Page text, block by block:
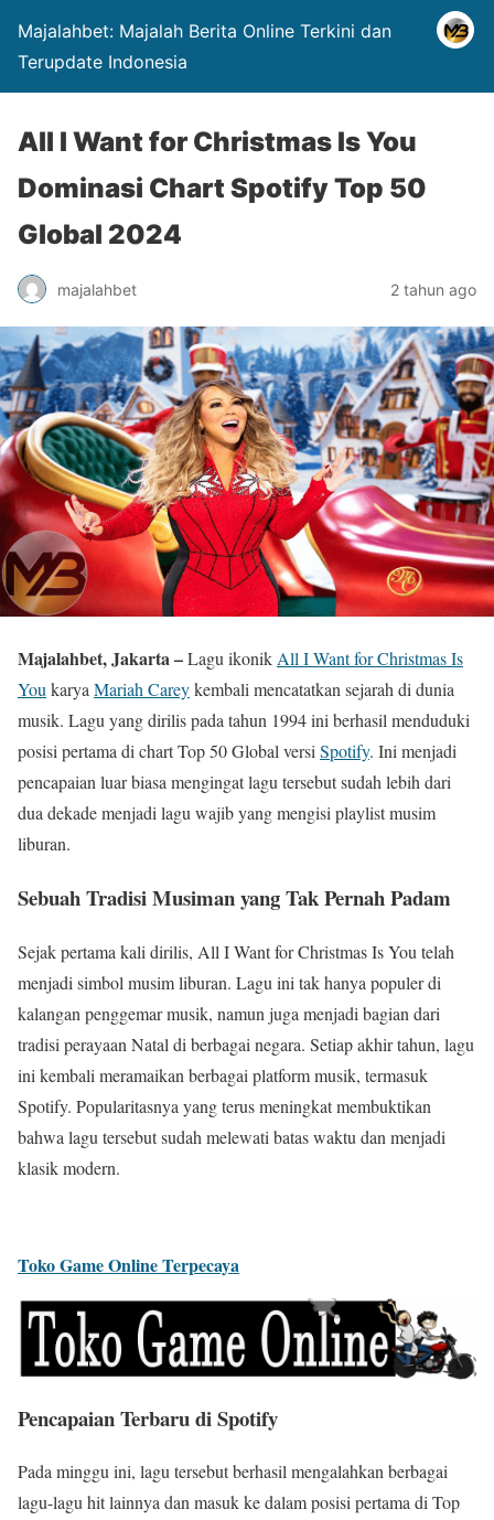
Majalahbet: Majalah Berita Online Terkini dan
Terupdate Indonesia
All I Want for Christmas Is You
Dominasi Chart Spotify Top 50
Global 2024
majalahbet 2 tahun ago
Majalahbet, Jakarta –Lagu ikonikAll I Want for Christmas Is
YoukaryaMariah Careykembali mencatatkan sejarah di dunia
musik. Lagu yang dirilis pada tahun 1994 ini berhasil menduduki
posisi pertama di chart Top 50 Global versiSpotify. Ini menjadi
pencapaian luar biasa mengingat lagu tersebut sudah lebih dari
dua dekade menjadi lagu wajib yang mengisi playlist musim
liburan.
Sebuah Tradisi Musiman yang Tak Pernah Padam
Sejak pertama kali dirilis, All I Want for Christmas Is You telah
menjadi simbol musim liburan. Lagu ini tak hanya populer di
kalangan penggemar musik, namun juga menjadi bagian dari
tradisi perayaan Natal di berbagai negara. Setiap akhir tahun, lagu
ini kembali meramaikan berbagai platform musik, termasuk
Spotify. Popularitasnya yang terus meningkat membuktikan
bahwa lagu tersebut sudah melewati batas waktu dan menjadi
klasik modern.
Toko Game Online Terpecaya
Pencapaian Terbaru di Spotify
Pada minggu ini, lagu tersebut berhasil mengalahkan berbagai
lagu-lagu hit lainnya dan masuk ke dalam posisi pertama di Top